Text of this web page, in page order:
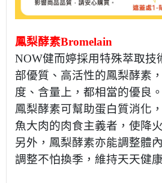
鳳梨酵素Bromelain
NOW健而婷採用特殊萃取技
部優質、高活性的鳳梨酵素
度、含量上，都相當的優良。
鳳梨酵素可幫助蛋白質消化
魚大肉的肉食主義者，使降
另外，鳳梨酵素亦能調整體
調整不怕換季，維持天天健